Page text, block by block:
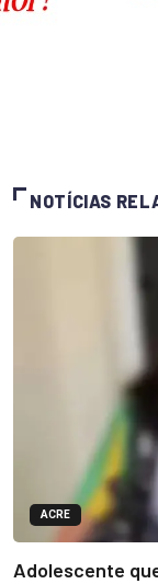
NOTÍCIAS
ACRE
Adolescente